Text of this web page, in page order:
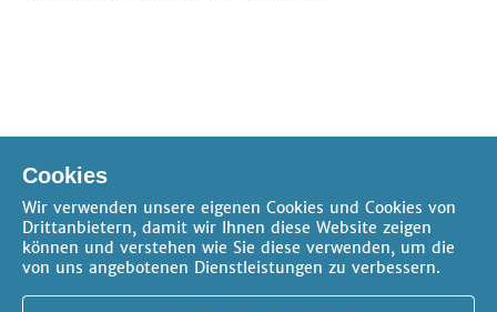
zum Thema 'Sozialrecht'
Cookies
Wir verwenden unsere eigenen Cookies und Cookies von
Drittanbietern, damit wir Ihnen diese Website zeigen
können und verstehen wie Sie diese verwenden, um die
von uns angebotenen Dienstleistungen zu verbessern.